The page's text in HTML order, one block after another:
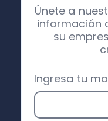
Únete a
información
su
Ingresa tu